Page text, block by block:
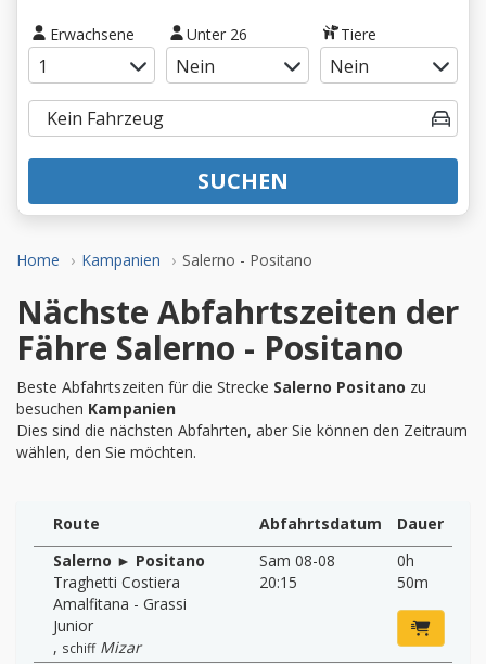
Home Kampanien Salerno - Positano
Erwachsene Unter 26 Tiere
SUCHEN
Nächste Abfahrtszeiten der
Fähre Salerno - Positano
Beste Abfahrtszeiten für die Strecke Salerno Positano zu
besuchen Kampanien
Dies sind die nächsten Abfahrten, aber Sie können den Zeitraum
wählen, den Sie möchten.
Route Abfahrtsdatum
Dauer
Salerno ► Positano
Traghetti Costiera
Amalfitana - Grassi
Junior
, schiff Mizar
Sam 08-08
20:15
0h
50m